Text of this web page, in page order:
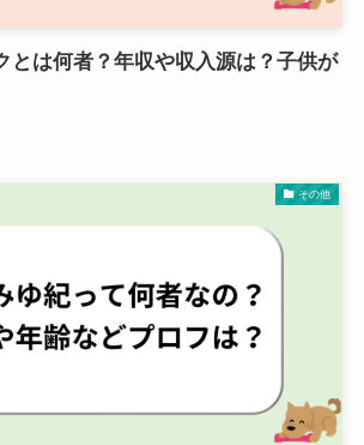
とは何者？年収や収入源は？子供が
その他